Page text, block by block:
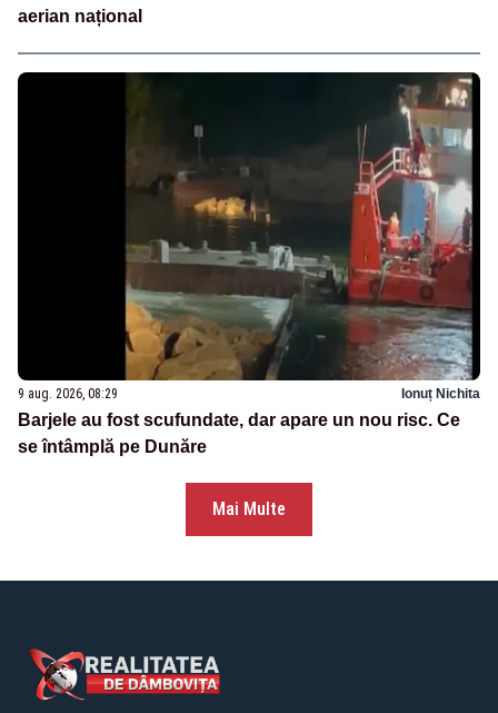
aerian național
9 aug. 2026, 08:29 Ionuț Nichita
Barjele au fost scufundate, dar apare un nou risc. Ce
se întâmplă pe Dunăre
Mai Multe